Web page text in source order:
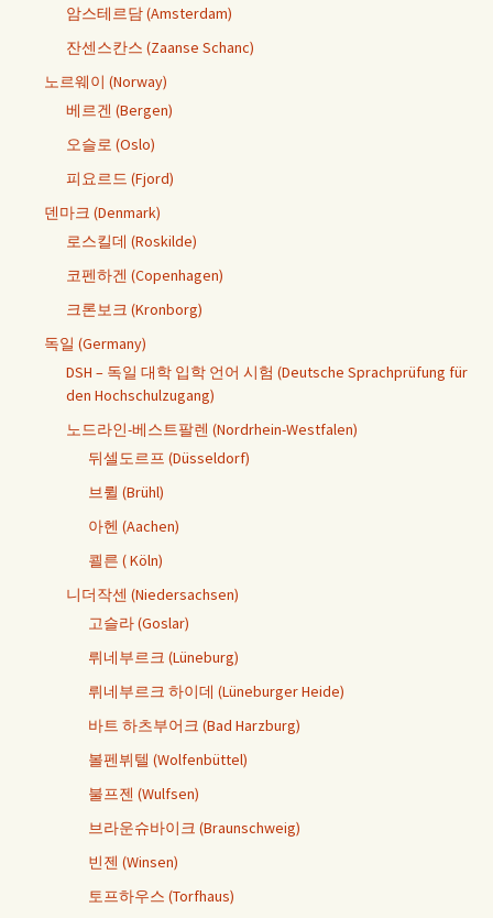
암스테르담 (Amsterdam)
잔센스칸스 (Zaanse Schanc)
노르웨이 (Norway)
베르겐 (Bergen)
오슬로 (Oslo)
피요르드 (Fjord)
덴마크 (Denmark)
로스킬데 (Roskilde)
코펜하겐 (Copenhagen)
크론보크 (Kronborg)
독일 (Germany)
DSH – 독일 대학 입학 언어 시험 (Deutsche Sprachprüfung für
den Hochschulzugang)
노드라인-베스트팔렌 (Nordrhein-Westfalen)
뒤셀도르프 (Düsseldorf)
브륄 (Brühl)
아헨 (Aachen)
쾰른 ( Köln)
니더작센 (Niedersachsen)
고슬라 (Goslar)
뤼네부르크 (Lüneburg)
뤼네부르크 하이데 (Lüneburger Heide)
바트 하츠부어크 (Bad Harzburg)
볼펜뷔텔 (Wolfenbüttel)
불프젠 (Wulfsen)
브라운슈바이크 (Braunschweig)
빈젠 (Winsen)
토프하우스 (Torfhaus)